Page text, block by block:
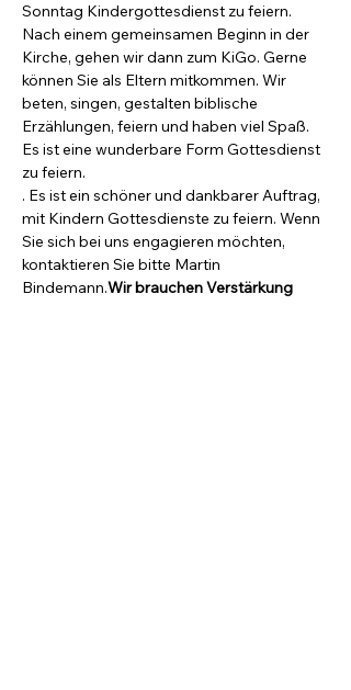
Sonntag Kindergottesdienst zu feiern.
Nach einem gemeinsamen Beginn in der
Kirche, gehen wir dann zum KiGo. Gerne
können Sie als Eltern mitkommen. Wir
beten, singen, gestalten biblische
Erzählungen, feiern und haben viel Spaß.
Es ist eine wunderbare Form Gottesdienst
zu feiern.
. Es ist ein schöner und dankbarer Auftrag,
mit Kindern Gottesdienste zu feiern. Wenn
Sie sich bei uns engagieren möchten,
kontaktieren Sie bitte Martin
Bindemann.Wir brauchen Verstärkung